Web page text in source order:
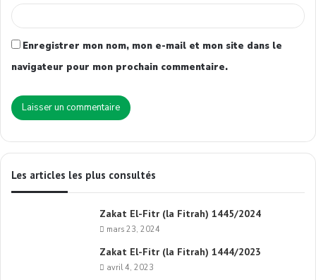
Enregistrer mon nom, mon e-mail et mon site dans le
navigateur pour mon prochain commentaire.
Les articles les plus consultés
Zakat El-Fitr (la Fitrah) 1445/2024
mars 23, 2024
Zakat El-Fitr (la Fitrah) 1444/2023
avril 4, 2023